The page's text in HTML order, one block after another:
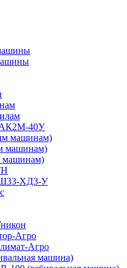
АК2М-40У
машинам)
машинам)
машинам)
Ш33-ХД3-У
Агро
Агро
машина)